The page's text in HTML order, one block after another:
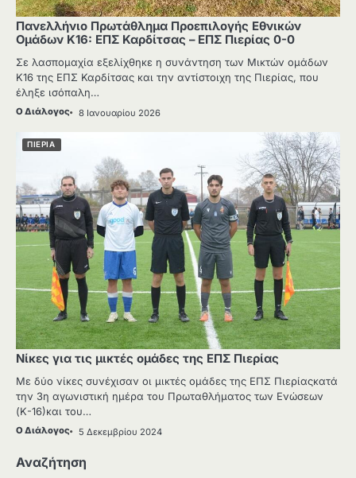
Πανελλήνιο Πρωτάθλημα Προεπιλογής Εθνικών
Ομάδων Κ16: ΕΠΣ Καρδίτσας – ΕΠΣ Πιερίας 0-0
Σε λασπομαχία εξελίχθηκε η συνάντηση των Μικτών ομάδων
Κ16 της ΕΠΣ Καρδίτσας και την αντίστοιχη της Πιερίας, που
έληξε ισόπαλη…
Ο Διάλογος 8 Ιανουαρίου 2026
ΠΙΕΡΙΑ
Νίκες για τις μικτές ομάδες της ΕΠΣ Πιερίας
Με δύο νίκες συνέχισαν οι μικτές ομάδες της ΕΠΣ Πιερίαςκατά
την 3η αγωνιστική ημέρα του Πρωταθλήματος των Ενώσεων
(Κ-16)και του…
Ο Διάλογος 5 Δεκεμβρίου 2024
Αναζήτηση